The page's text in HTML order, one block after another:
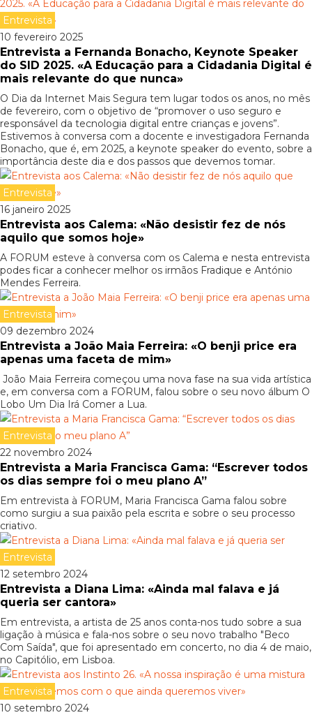
Entrevista
10 fevereiro 2025
Entrevista a Fernanda Bonacho, Keynote Speaker
do SID 2025. «A Educação para a Cidadania Digital é
mais relevante do que nunca»
O Dia da Internet Mais Segura tem lugar todos os anos, no mês
de fevereiro, com o objetivo de “promover o uso seguro e
responsável da tecnologia digital entre crianças e jovens”.
Estivemos à conversa com a docente e investigadora Fernanda
Bonacho, que é, em 2025, a keynote speaker do evento, sobre a
importância deste dia e dos passos que devemos tomar.
Entrevista
16 janeiro 2025
Entrevista aos Calema: «Não desistir fez de nós
aquilo que somos hoje»
A FORUM esteve à conversa com os Calema e nesta entrevista
podes ficar a conhecer melhor os irmãos Fradique e António
Mendes Ferreira.
Entrevista
09 dezembro 2024
Entrevista a João Maia Ferreira: «O benji price era
apenas uma faceta de mim»
João Maia Ferreira começou uma nova fase na sua vida artística
e, em conversa com a FORUM, falou sobre o seu novo álbum O
Lobo Um Dia Irá Comer a Lua.
Entrevista
22 novembro 2024
Entrevista a Maria Francisca Gama: “Escrever todos
os dias sempre foi o meu plano A”
Em entrevista à FORUM, Maria Francisca Gama falou sobre
como surgiu a sua paixão pela escrita e sobre o seu processo
criativo.
Entrevista
12 setembro 2024
Entrevista a Diana Lima: «Ainda mal falava e já
queria ser cantora»
Em entrevista, a artista de 25 anos conta-nos tudo sobre a sua
ligação à música e fala-nos sobre o seu novo trabalho "Beco
Com Saída", que foi apresentado em concerto, no dia 4 de maio,
no Capitólio, em Lisboa.
Entrevista
10 setembro 2024